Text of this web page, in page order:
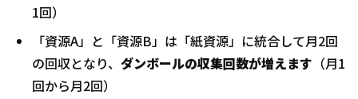
1回）
「資源A」と「資源B」は「紙資源」に統合して月2回
の回収となり、 ダンボールの収集回数が増えます （月1
回から月2回）